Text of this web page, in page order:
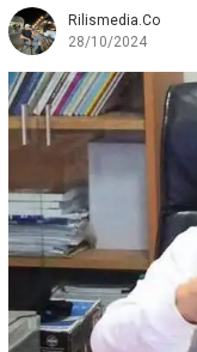
Rilismedia.co
28/10/2024